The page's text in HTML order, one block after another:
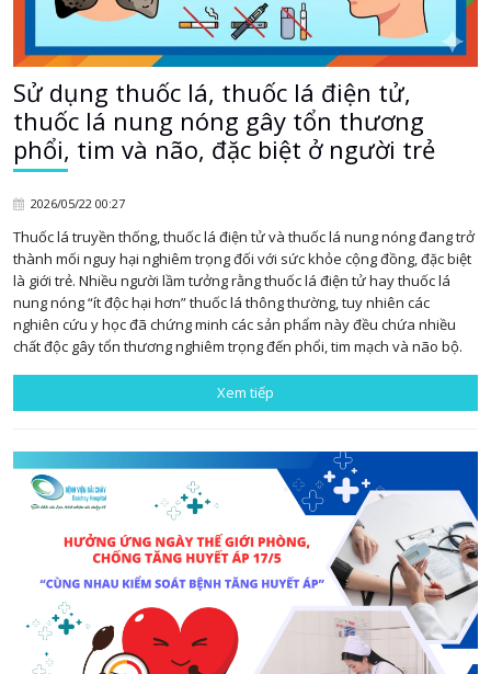
Sử dụng thuốc lá, thuốc lá điện tử,
thuốc lá nung nóng gây tổn thương
phổi, tim và não, đặc biệt ở người trẻ
2026/05/22 00:27
Thuốc lá truyền thống, thuốc lá điện tử và thuốc lá nung nóng đang trở
thành mối nguy hại nghiêm trọng đối với sức khỏe cộng đồng, đặc biệt
là giới trẻ. Nhiều người lầm tưởng rằng thuốc lá điện tử hay thuốc lá
nung nóng “ít độc hại hơn” thuốc lá thông thường, tuy nhiên các
nghiên cứu y học đã chứng minh các sản phẩm này đều chứa nhiều
chất độc gây tổn thương nghiêm trọng đến phổi, tim mạch và não bộ.
Xem tiếp